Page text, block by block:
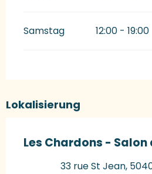
Samstag 12:00 - 19:00
Lokalisierung
Les Chardons -
33 rue St Jean,